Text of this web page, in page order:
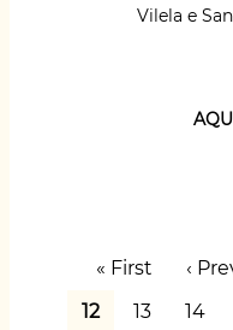
Vilela e
Primeira
página
« First ‹
Página
12 Page
13 Page
14